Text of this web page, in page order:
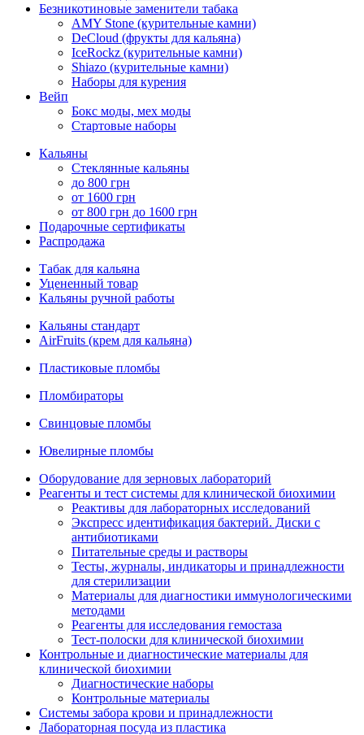
Безникотиновые заменители табака
AMY Stone (курительные камни)
DeCloud (фрукты для кальяна)
IceRockz (курительные камни)
Shiazo (курительные камни)
Наборы для курения
Вейп
Бокс моды, мех моды
Стартовые наборы
Кальяны
Стеклянные кальяны
до 800 грн
от 1600 грн
от 800 грн до 1600 грн
Подарочные сертификаты
Распродажа
Табак для кальяна
Уцененный товар
Кальяны ручной работы
Кальяны стандарт
AirFruits (крем для кальяна)
Пластиковые пломбы
Пломбираторы
Свинцовые пломбы
Ювелирные пломбы
Оборудование для зерновых лабораторий
Реагенты и тест системы для клинической биохимии
Реактивы для лабораторных исследований
Экспресс идентификация бактерий. Диски с
антибиотиками
Питательные среды и растворы
Тесты, журналы, индикаторы и принадлежности
для стерилизации
Материалы для диагностики иммунологическими
методами
Реагенты для исследования гемостаза
Тест-полоски для клинической биохимии
Контрольные и диагностические материалы для
клинической биохимии
Диагностические наборы
Контрольные материалы
Системы забора крови и принадлежности
Лабораторная посуда из пластика